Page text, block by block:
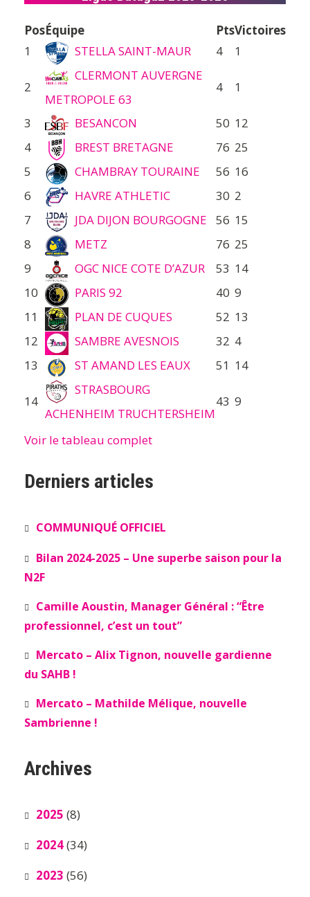
PosÉquipe PtsVictoires
1
STELLA SAINT-MAUR 4 1
2
CLERMONT AUVERGNE
METROPOLE 63
4 1
3 BESANCON 50 12
4
BREST BRETAGNE 76 25
5
CHAMBRAY TOURAINE 56 16
6
HAVRE ATHLETIC 30 2
7
JDA DIJON BOURGOGNE 56 15
8
METZ 76 25
9
OGC NICE COTE D’AZUR 53 14
10
PARIS 92 40 9
11
PLAN DE CUQUES 52 13
12
SAMBRE AVESNOIS 32 4
13
ST AMAND LES EAUX 51 14
14
STRASBOURG
ACHENHEIM TRUCHTERSHEIM
43 9
Voir le tableau complet
Derniers articles
COMMUNIQUÉ OFFICIEL
Bilan 2024-2025 – Une superbe saison pour la
N2F
Camille Aoustin, Manager Général : “Être
professionnel, c’est un tout”
Mercato – Alix Tignon, nouvelle gardienne
du SAHB !
Mercato – Mathilde Mélique, nouvelle
Sambrienne !
Archives
2025 (8)
2024(34)
2023 (56)